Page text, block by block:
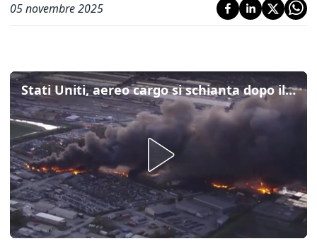
05 novembre 2025
Stati Uniti, aereo cargo si schianta dopo il decollo: almeno 7 morti